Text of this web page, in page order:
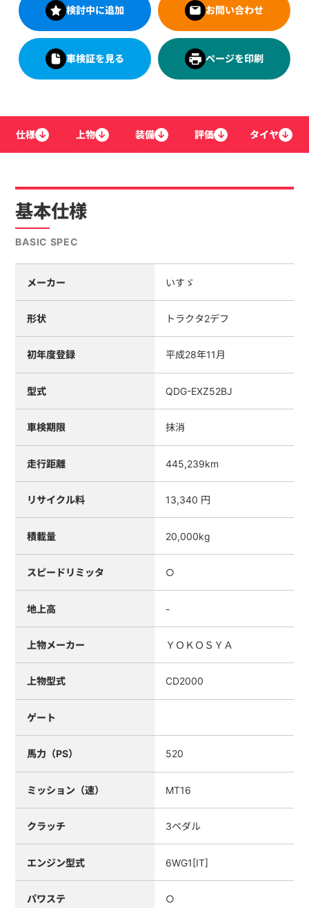
検討中に追加 お問い合わせ
車検証を見る ページを印刷
仕様 ↓ 上物 ↓ 装備 ↓ 評価 ↓ タイヤ ↓
基本仕様
BASIC SPEC
メーカー いすゞ
形状 トラクタ2デフ
初年度登録 平成28年11月
型式 QDG-EXZ52BJ
車検期限 抹消
走行距離 445,239km
リサイクル料 13,340 円
積載量 20,000kg
スピードリミッタ ○
地上高 -
上物メーカー ＹＯＫＯＳＹＡ
上物型式 CD2000
ゲート
馬力（PS） 520
ミッション（速） MT16
クラッチ 3ペダル
エンジン型式 6WG1[IT]
パワステ ○